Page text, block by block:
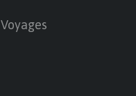
Voyages